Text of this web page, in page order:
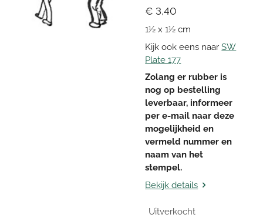
€ 3,40
1½ x 1½ cm
Kijk ook eens naarSW
Plate 177
Zolang er rubber is
nog op bestelling
leverbaar, informeer
per e-mail naar deze
mogelijkheid en
vermeld nummer en
naam van het
stempel.
Bekijk details
Uitverkocht